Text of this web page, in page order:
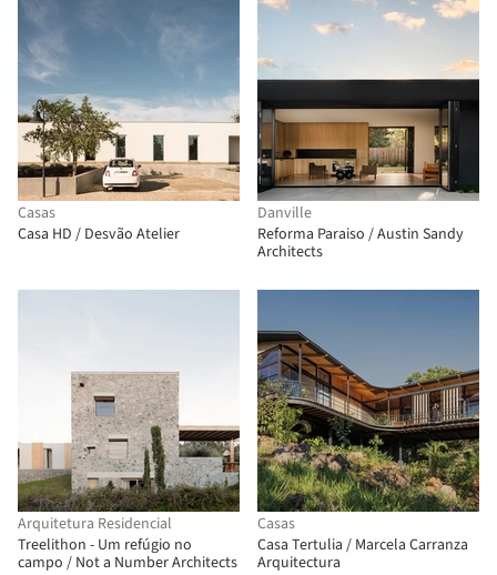
Casas
Casa HD / Desvão Atelier
Danville
Reforma Paraiso / Austin Sandy
Architects
Arquitetura Residencial
Treelithon - Um refúgio no
campo / Not a Number Architects
Casas
Casa Tertulia / Marcela Carranza
Arquitectura